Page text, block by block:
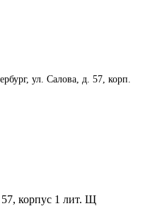
ул. Салова, д. 57, корп.
57, корпус 1 лит. Щ